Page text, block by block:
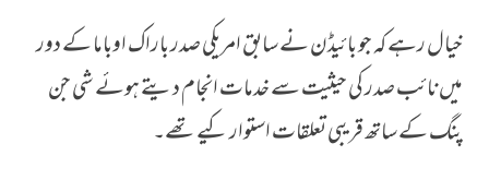
خیال رہے کہ جو بائیڈن نے سابق امریکی صدر باراک اوباما کے دور
میں نائب صدر کی حیثیت سے خدمات انجام دیتے ہوئے شی جن
پنگ کے ساتھ قریبی تعلقات استوار کیے تھے۔